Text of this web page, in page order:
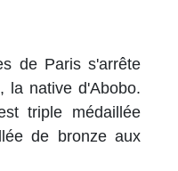
de Paris s'arrête
la native d'Abobo.
triple médaillée
de bronze aux